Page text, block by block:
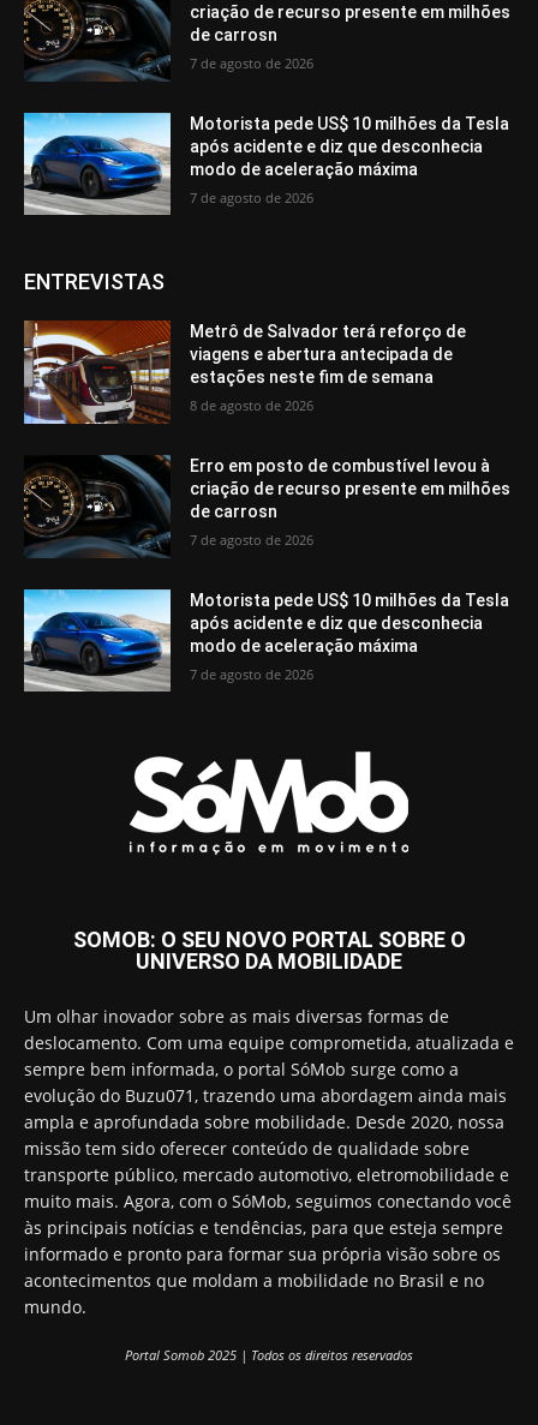
criação de recurso presente em milhões
de carrosn
7 de agosto de 2026
Motorista pede US$ 10 milhões da Tesla
após acidente e diz que desconhecia
modo de aceleração máxima
7 de agosto de 2026
ENTREVISTAS
Metrô de Salvador terá reforço de
viagens e abertura antecipada de
estações neste fim de semana
8 de agosto de 2026
Erro em posto de combustível levou à
criação de recurso presente em milhões
de carrosn
7 de agosto de 2026
Motorista pede US$ 10 milhões da Tesla
após acidente e diz que desconhecia
modo de aceleração máxima
7 de agosto de 2026
SOMOB: O SEU NOVO PORTAL SOBRE O
UNIVERSO DA MOBILIDADE
Um olhar inovador sobre as mais diversas formas de
deslocamento. Com uma equipe comprometida, atualizada e
sempre bem informada, o portal SóMob surge como a
evolução do Buzu071, trazendo uma abordagem ainda mais
ampla e aprofundada sobre mobilidade. Desde 2020, nossa
missão tem sido oferecer conteúdo de qualidade sobre
transporte público, mercado automotivo, eletromobilidade e
muito mais. Agora, com o SóMob, seguimos conectando você
às principais notícias e tendências, para que esteja sempre
informado e pronto para formar sua própria visão sobre os
acontecimentos que moldam a mobilidade no Brasil e no
mundo.
Portal Somob 2025 | Todos os direitos reservados